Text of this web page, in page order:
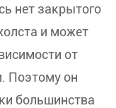
нет закрытого
и может
от
Поэтому он
большинства